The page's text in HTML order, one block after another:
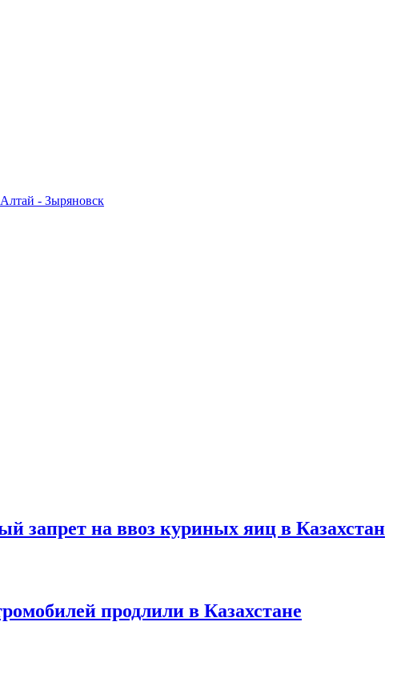
- Зыряновск
запрет на ввоз куриных яиц в Казахстан
продлили в Казахстане